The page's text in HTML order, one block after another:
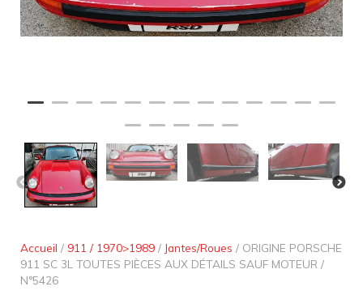
Accueil / 911 / 1970>1989 / Jantes/Roues / ORIGINE PORSCHE
911 SC 3L TOUTES PIÈCES AUX DÉTAILS SAUF MOTEUR /
N°5426